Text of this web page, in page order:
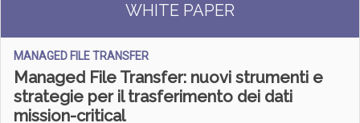
WHITE PAPER
MANAGED FILE TRANSFER
Managed File Transfer: nuovi strumenti e
strategie per il trasferimento dei dati
mission-critical